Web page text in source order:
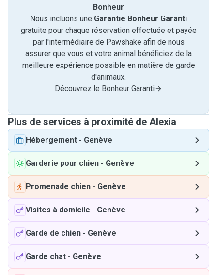
Bonheur
Nous incluons une Garantie Bonheur Garanti
gratuite pour chaque réservation effectuée et payée
par l'intermédiaire de Pawshake afin de nous
assurer que vous et votre animal bénéficiez de la
meilleure expérience possible en matière de garde
d'animaux.
Découvrez le Bonheur Garanti
Plus de services à proximité de Alexia
Hébergement - Genève
Garderie pour chien - Genève
Promenade chien - Genève
Visites à domicile - Genève
Garde de chien - Genève
Garde chat - Genève